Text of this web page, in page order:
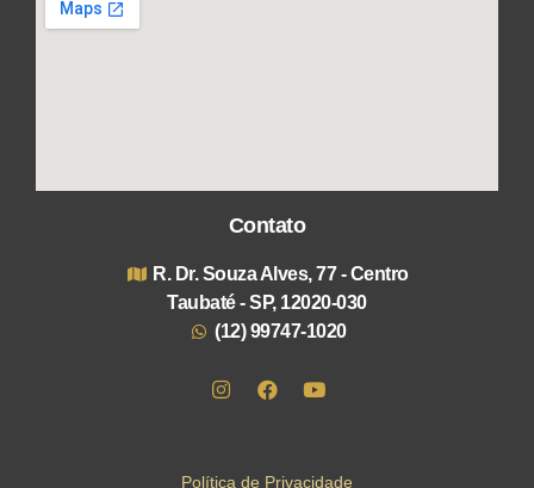
Contato
R. Dr. Souza Alves, 77 - Centro
Taubaté - SP, 12020-030
(12) 99747-1020
Política de Privacidade